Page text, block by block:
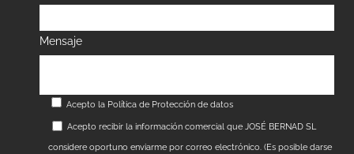
Mensaje
Acepto la Política de Protección de datos
Acepto recibir la información comercial que JOSÉ BERNAD SL
considere oportuno enviarme por correo electrónico. (Es posible darse